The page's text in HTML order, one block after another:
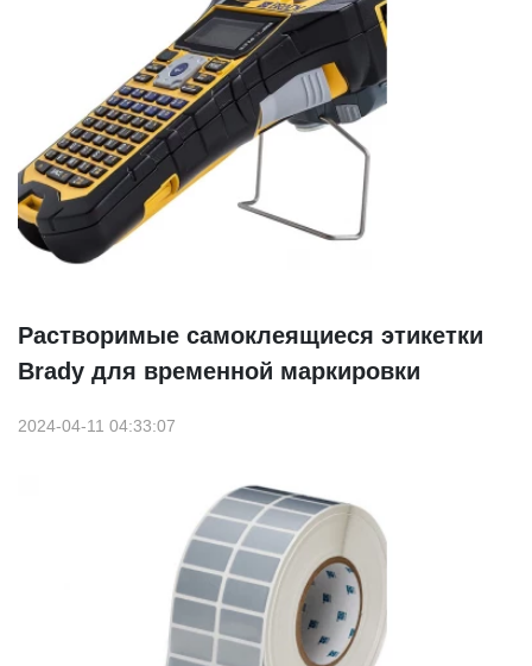
Растворимые самоклеящиеся этикетки
Brady для временной маркировки
2024-04-11 04:33:07